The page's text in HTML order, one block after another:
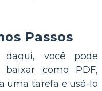
Passos
você pode
baixar como PDF,
uma tarefa e usá-lo